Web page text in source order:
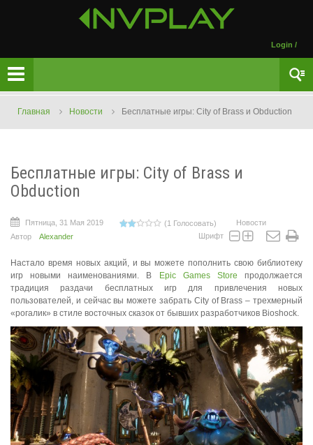
Login /
Главная Новости Бесплатные игры: City of Brass и Obduction
Бесплатные игры: City of Brass и
Obduction
Пятница, 31 Мая 2019 (1 Голосовать)
Новости
Автор
Alexander Шрифт
Настало время новых акций, и вы можете пополнить свою библиотеку
игр новыми наименованиями. В
Epic Games Store продолжается
традиция раздачи бесплатных игр для привлечения новых
пользователей, и сейчас вы можете забрать City of Brass – трехмерный
«рогалик» в стиле восточных сказок от бывших разработчиков Bioshock.